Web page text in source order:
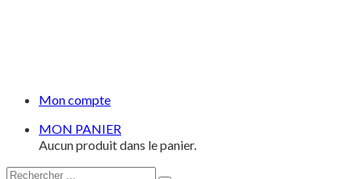
Mon compte
MON PANIER
Aucun produit dans le panier.